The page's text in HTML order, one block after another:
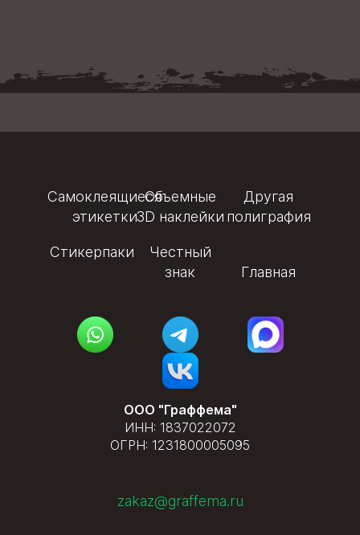
Самоклеящиеся
этикетки
Стикерпаки
Объемные
3D наклейки
Честный
знак
Другая
полиграфия
Главная
ООО "Граффема"
ИНН: 1837022072
ОГРН: 1231800005095
zakaz@graffema.ru